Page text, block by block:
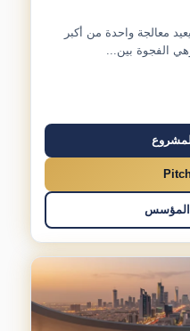
معالجة واحدة من أكبر
الفجوة بين...
المؤسس